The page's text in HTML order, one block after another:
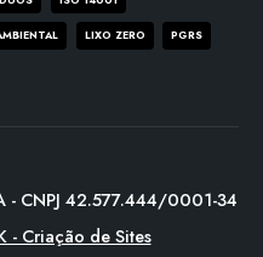
LIXO ZERO PGRS
- CNPJ 42.577.444/0001-34
- Criação de Sites